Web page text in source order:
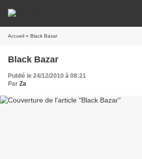
Accueil » Black Bazar
Black Bazar
Publié le 24/12/2010 à 08:21
Par Za